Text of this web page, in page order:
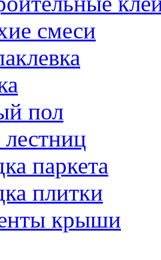
смеси
пол
паркета
плитки
крыши